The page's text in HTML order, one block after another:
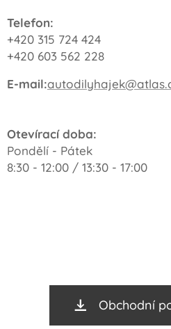
Telefon:
+420 315 724 424
+420 603 562 228
E-mail:
Otevírací doba:
Pondělí - Pátek
8:30 - 12:00 / 13:30 - 17:00
Obchodní